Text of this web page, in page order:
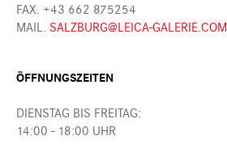
FAX. +43 662 875254
MAIL. SALZBURG@LEICA-GALERIE.COM
ÖFFNUNGSZEITEN
DIENSTAG BIS FREITAG:
14:00 - 18:00 UHR